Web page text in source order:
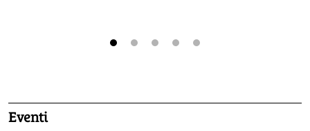
Eventi